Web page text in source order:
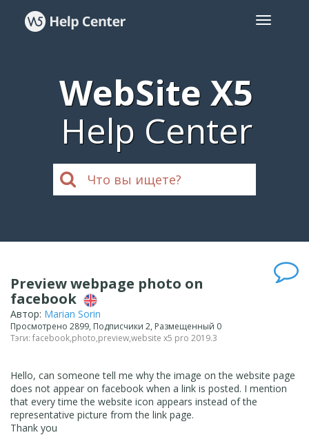
WebSite X5
Help Center
Preview webpage photo on
facebook
Автор: Marian Sorin
Просмотрено 2899, Подписчики 2, Размещенный 0
Тэги: facebook,photo,preview,website x5 pro 2019.3
Hello, can someone tell me why the image on the website page
does not appear on facebook when a link is posted. I mention
that every time the website icon appears instead of the
representative picture from the link page.
Thank you